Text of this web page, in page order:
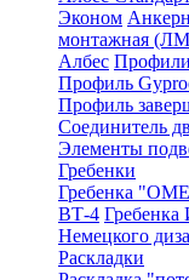
Эконом
монтажная
Албес
Профиль
Профиль
Соединитель
Элементы
Гребенки
Гребенка
ВТ-4 Гребенка
Немецкого
Раскладки